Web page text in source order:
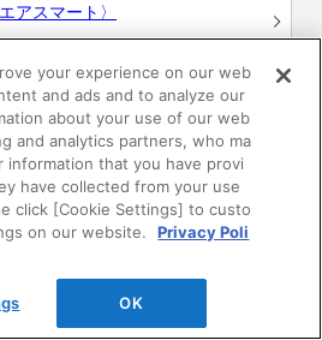
アスマート〉
分析サービス
のWEBサイトについて
your experience on our web
and ads and to analyze our
about your use of our web
and analytics partners, who ma
that you have provi
have collected from your use
click [Cookie Settings] to custo
on our website.
Privacy Poli
OK